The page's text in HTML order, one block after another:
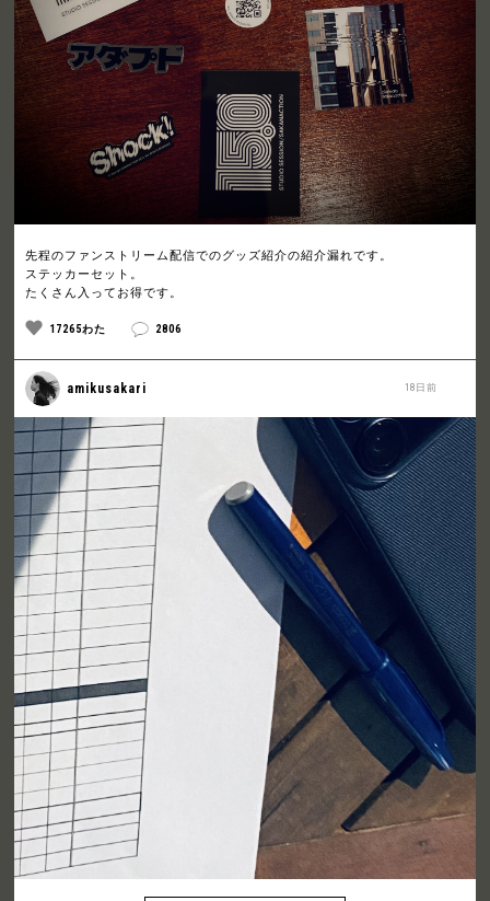
先程のファンストリーム配信でのグッズ紹介の紹介漏れです。
ステッカーセット。
たくさん入ってお得です。
17265わた 2806
18日前
amikusakari